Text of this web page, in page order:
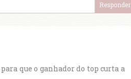
Responder
que o ganhador do top curta a